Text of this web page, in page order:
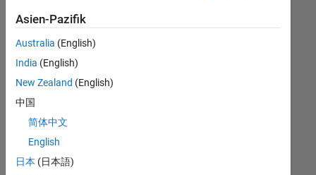
noch
keine
offenen
Stellen
können,
die
Ihren
entsprechen,
Asien-Pazifik
Australia (English)
India (English)
New Zealand (English)
中国
简体中文
English
日本 (日本語)